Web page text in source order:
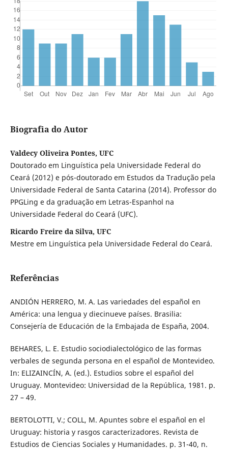
Biografia do Autor
Valdecy Oliveira Pontes, UFC
Doutorado em Linguística pela Universidade Federal do
Ceará (2012) e pós-doutorado em Estudos da Tradução pela
Universidade Federal de Santa Catarina (2014). Professor do
PPGLing e da graduação em Letras-Espanhol na
Universidade Federal do Ceará (UFC).
Ricardo Freire da Silva, UFC
Mestre em Linguística pela Universidade Federal do Ceará.
Referências
ANDIÓN HERRERO, M. A. Las variedades del español en
América: una lengua y diecinueve países. Brasilia:
Consejería de Educación de la Embajada de España, 2004.
BEHARES, L. E. Estudio sociodialectológico de las formas
verbales de segunda persona en el español de Montevideo.
In: ELIZAINCÍN, A. (ed.). Estudios sobre el español del
Uruguay. Montevideo: Universidad de la República, 1981. p.
27 – 49.
BERTOLOTTI, V.; COLL, M. Apuntes sobre el español en el
Uruguay: historia y rasgos caracterizadores. Revista de
Estudios de Ciencias Sociales y Humanidades. p. 31-40, n.